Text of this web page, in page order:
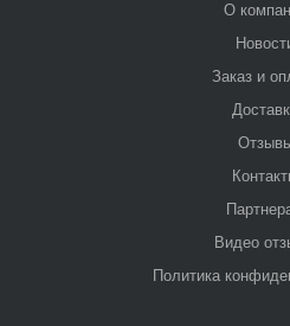
О
Заказ и
Видео
Политика